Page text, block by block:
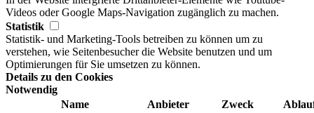
Videos oder Google Maps-Navigation zugänglich zu machen.
Statistik
Statistik- und Marketing-Tools betreiben zu können um zu
verstehen, wie Seitenbesucher die Website benutzen und um
Optimierungen für Sie umsetzen zu können.
Details zu den Cookies
Notwendig
Name
Anbieter Zweck